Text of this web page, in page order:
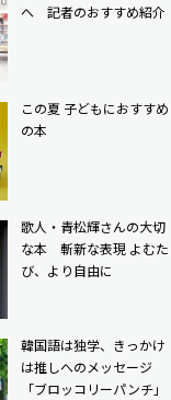
へ 記者のおすすめ紹介
この夏 子どもにおすすめ
の本
歌人・青松輝さんの大切
な本 斬新な表現 よむた
び、より自由に
韓国語は独学、きっかけ
は推しへのメッセージ
「ブロッコリーパンチ」